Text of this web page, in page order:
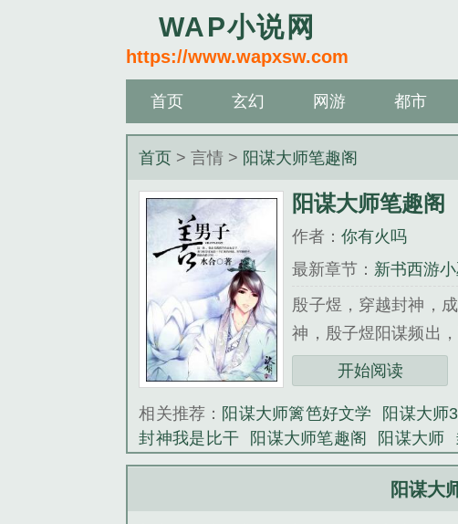
WAP小说网
https://www.wapxsw.com
首页 玄幻 网游 都市
首页 > 言情 > 阳谋大师笔趣阁
阳谋大师笔趣阁
作者：你有火吗
最新章节： 新书西游
殷子煜，穿越封神，
神，殷子煜阳谋频出
基建拉动气运，…...
《阳谋大师笔趣阁》
开始阅读
相关推荐： 阳谋大师篱笆好文学 阳谋大师
封神我是比干
阳谋大师笔趣阁 阳谋大师
阳谋师笔趣阁 封神我是比干阳谋大师 封
阳谋大